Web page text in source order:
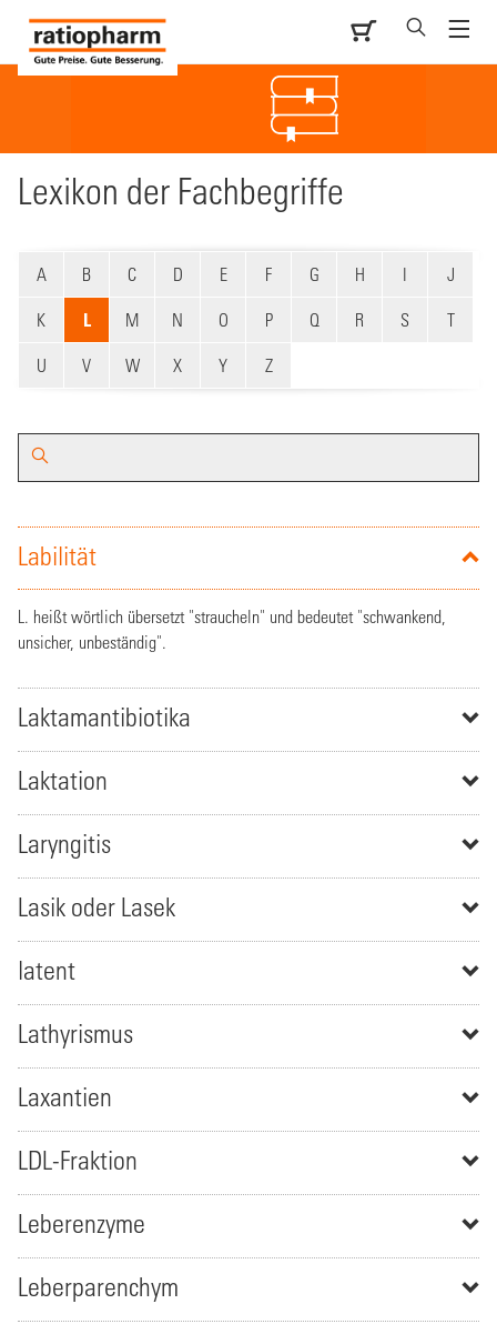
Lexikon der ­Fachbegriffe
A B C D E F G H I J
K L M N O P Q R S T
U V W X Y Z
Labilität
L. heißt wörtlich übersetzt "straucheln" und bedeutet "schwankend,
unsicher, unbeständig".
Laktamantibiotika
Laktation
Laryngitis
Lasik oder Lasek
latent
Lathyrismus
Laxantien
LDL-Fraktion
Leberenzyme
Leberparenchym